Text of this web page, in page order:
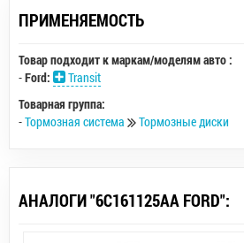
ПРИМЕНЯЕМОСТЬ
Товар подходит к маркам/моделям авто :
-Ford:
Transit
Товарная группа:
-Тормозная система Тормозные диски
АНАЛОГИ "6C161125AA FORD":